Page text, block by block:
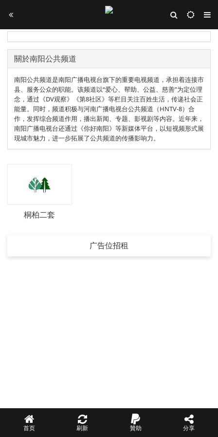
關於南阳公共频道
南阳公共频道是南阳广播电视台旗下的重要电视频道，承担着连接市
县、服务公众的职能‌。该频道以“爱心、帮助、公益、慈善”为定位理
念，通过《DV观察》《第8社区》等栏目关注百姓生活，传递社会正
能量。同时，频道积极与河南广播电视台公共频道（HNTV-8）合
作，发挥综合频道作用，播出新闻、专题、影视剧等内容。近年来，
南阳广播电视台还通过《你好南阳》等新媒体平台，以短视频形式展
现城市魅力，进一步拓展了公共频道的传播影响力‌。
桐柏二套
广告位招租
首页 刷新 贊助 分享